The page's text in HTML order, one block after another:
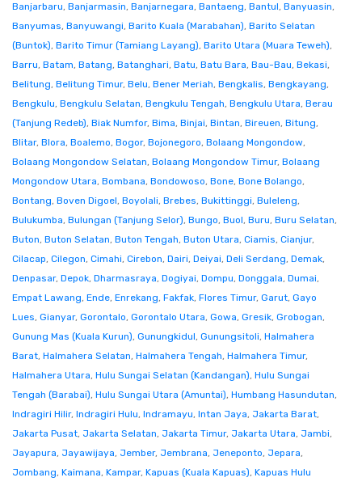
Banjarbaru, Banjarmasin, Banjarnegara, Bantaeng, Bantul, Banyuasin,
Banyumas, Banyuwangi, Barito Kuala (Marabahan), Barito Selatan
(Buntok), Barito Timur (Tamiang Layang), Barito Utara (Muara Teweh),
Barru, Batam, Batang, Batanghari, Batu, Batu Bara, Bau-Bau, Bekasi,
Belitung, Belitung Timur, Belu, Bener Meriah, Bengkalis, Bengkayang,
Bengkulu, Bengkulu Selatan, Bengkulu Tengah, Bengkulu Utara, Berau
(Tanjung Redeb), Biak Numfor, Bima, Binjai, Bintan, Bireuen, Bitung,
Blitar, Blora, Boalemo, Bogor, Bojonegoro, Bolaang Mongondow,
Bolaang Mongondow Selatan, Bolaang Mongondow Timur, Bolaang
Mongondow Utara, Bombana, Bondowoso, Bone, Bone Bolango,
Bontang, Boven Digoel, Boyolali, Brebes, Bukittinggi, Buleleng,
Bulukumba, Bulungan (Tanjung Selor), Bungo, Buol, Buru, Buru Selatan,
Buton, Buton Selatan, Buton Tengah, Buton Utara, Ciamis, Cianjur,
Cilacap, Cilegon, Cimahi, Cirebon, Dairi, Deiyai, Deli Serdang, Demak,
Denpasar, Depok, Dharmasraya, Dogiyai, Dompu, Donggala, Dumai,
Empat Lawang, Ende, Enrekang, Fakfak, Flores Timur, Garut, Gayo
Lues, Gianyar, Gorontalo, Gorontalo Utara, Gowa, Gresik, Grobogan,
Gunung Mas (Kuala Kurun), Gunungkidul, Gunungsitoli, Halmahera
Barat, Halmahera Selatan, Halmahera Tengah, Halmahera Timur,
Halmahera Utara, Hulu Sungai Selatan (Kandangan), Hulu Sungai
Tengah (Barabai), Hulu Sungai Utara (Amuntai), Humbang Hasundutan,
Indragiri Hilir, Indragiri Hulu, Indramayu, Intan Jaya, Jakarta Barat,
Jakarta Pusat, Jakarta Selatan, Jakarta Timur, Jakarta Utara, Jambi,
Jayapura, Jayawijaya, Jember, Jembrana, Jeneponto, Jepara,
Jombang, Kaimana, Kampar, Kapuas (Kuala Kapuas), Kapuas Hulu